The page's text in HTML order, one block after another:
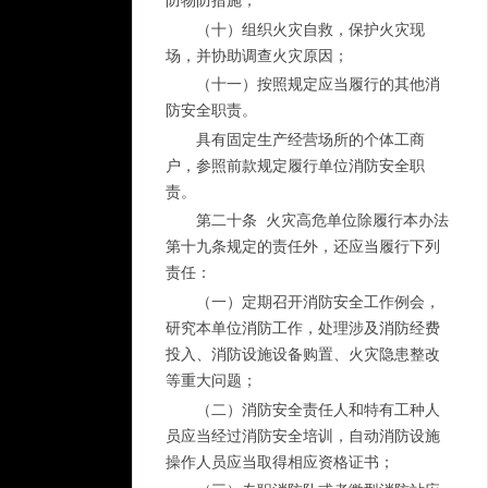
（十）组织火灾自救，保护火灾现
场，并协助调查火灾原因；
（十一）按照规定应当履行的其他消
防安全职责。
具有固定生产经营场所的个体工商
户，参照前款规定履行单位消防安全职
责。
第二十条 火灾高危单位除履行本办法
第十九条规定的责任外，还应当履行下列
责任：
（一）定期召开消防安全工作例会，
研究本单位消防工作，处理涉及消防经费
投入、消防设施设备购置、火灾隐患整改
等重大问题；
（二）消防安全责任人和特有工种人
员应当经过消防安全培训，自动消防设施
操作人员应当取得相应资格证书；